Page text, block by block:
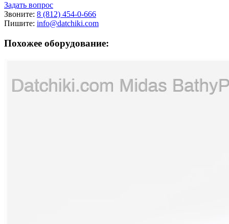
Задать вопрос
Звоните: 8 (812) 454-0-666
Пишите: info@datchiki.com
Похожее оборудование: